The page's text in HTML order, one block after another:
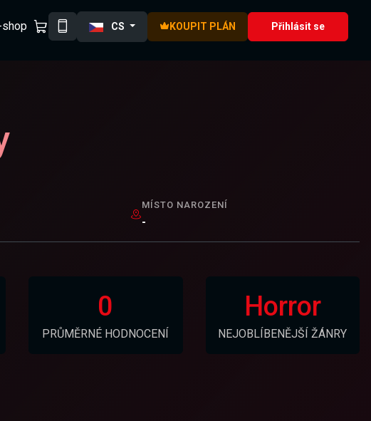
shop CS KOUPIT PLÁN Přihlásit se
MÍSTO NAROZENÍ
-
0
PRŮMĚRNÉ HODNOCENÍ
Horror
NEJOBLÍBENĚJŠÍ ŽÁNRY